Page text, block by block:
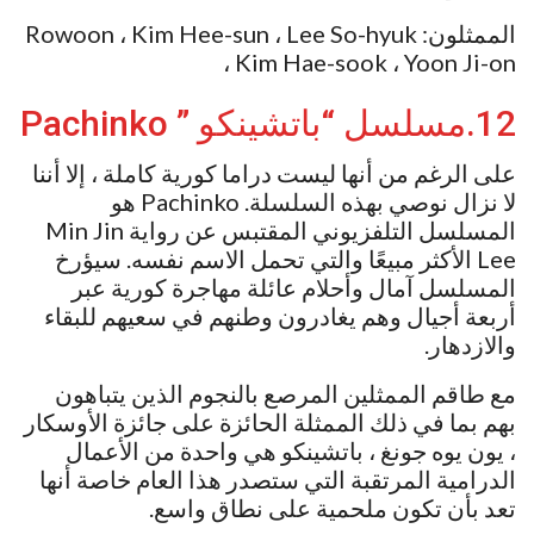
الممثلون: Rowoon ، Kim Hee-sun ، Lee So-hyuk
، Kim Hae-sook ، Yoon Ji-on
12.مسلسل “باتشينكو ” Pachinko
على الرغم من أنها ليست دراما كورية كاملة ، إلا أننا
لا نزال نوصي بهذه السلسلة. Pachinko هو
المسلسل التلفزيوني المقتبس عن رواية Min Jin
Lee الأكثر مبيعًا والتي تحمل الاسم نفسه. سيؤرخ
المسلسل آمال وأحلام عائلة مهاجرة كورية عبر
أربعة أجيال وهم يغادرون وطنهم في سعيهم للبقاء
والازدهار.
مع طاقم الممثلين المرصع بالنجوم الذين يتباهون
بهم بما في ذلك الممثلة الحائزة على جائزة الأوسكار
، يون يوه جونغ ، باتشينكو هي واحدة من الأعمال
الدرامية المرتقبة التي ستصدر هذا العام خاصة أنها
تعد بأن تكون ملحمية على نطاق واسع.